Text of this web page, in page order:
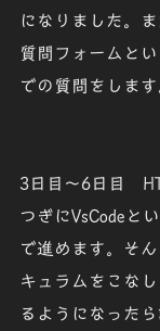
になりました。
質問フォームと
での質問をします
3日目～6日目
つぎにVsCodeと
で進めます。そ
キュラムをこな
るようになった